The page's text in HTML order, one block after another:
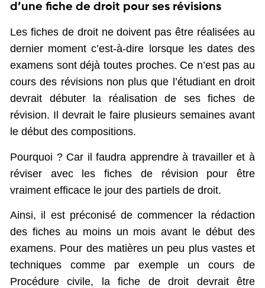
d’une fiche de droit pour ses révisions
Les fiches de droit ne doivent pas être réalisées au
dernier moment c’est-à-dire lorsque les dates des
examens sont déjà toutes proches. Ce n’est pas au
cours des révisions non plus que l’étudiant en droit
devrait débuter la réalisation de ses fiches de
révision. Il devrait le faire plusieurs semaines avant
le début des compositions.
Pourquoi ? Car il faudra apprendre à travailler et à
réviser avec les fiches de révision pour être
vraiment efficace le jour des partiels de droit.
Ainsi, il est préconisé de commencer la rédaction
des fiches au moins un mois avant le début des
examens. Pour des matières un peu plus vastes et
techniques comme par exemple un cours de
Procédure civile, la fiche de droit devrait être